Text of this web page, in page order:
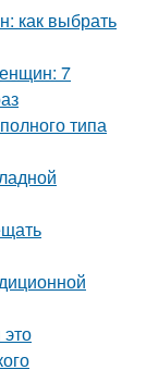
как выбрать
7
типа